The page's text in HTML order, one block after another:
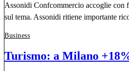
Assonidi Confcommercio accoglie con
sul tema. Assonidi ritiene importante
Business
Turismo: a Milano